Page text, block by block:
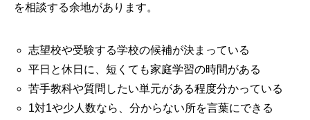
を相談する余地があります。
志望校や受験する学校の候補が決まっている
平日と休日に、短くても家庭学習の時間がある
苦手教科や質問したい単元がある程度分かっている
1対1や少人数なら、分からない所を言葉にできる